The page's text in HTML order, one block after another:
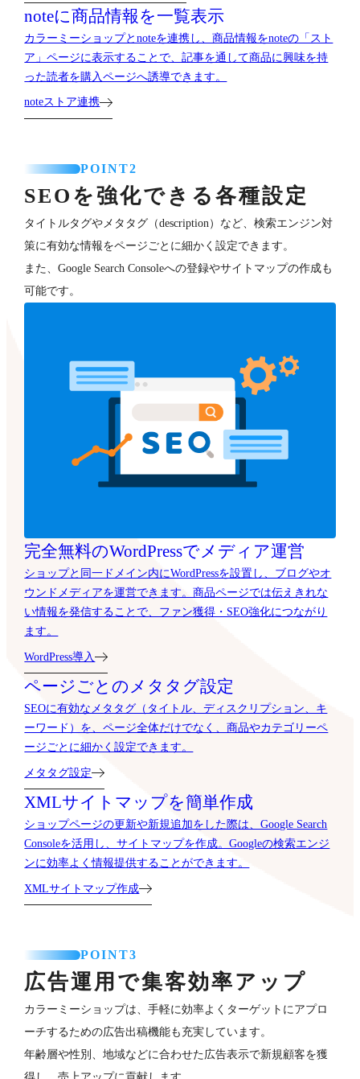
noteに商品情報を一覧表示
カラーミーショップとnoteを連携し、商品情報をnoteの「スト
ア」ページに表示することで、記事を通して商品に興味を持
った読者を購入ページへ誘導できます。
noteストア連携
POINT2
SEOを強化できる各種設定
タイトルタグやメタタグ（description）など、検索エンジン対
策に有効な情報をページごとに細かく設定できます。
また、Google Search Consoleへの登録やサイトマップの作成も
可能です。
完全無料のWordPressでメディア運営
ショップと同一ドメイン内にWordPressを設置し、ブログやオ
ウンドメディアを運営できます。商品ページでは伝えきれな
い情報を発信することで、ファン獲得・SEO強化につながり
ます。
WordPress導入
ページごとのメタタグ設定
SEOに有効なメタタグ（タイトル、ディスクリプション、キ
ーワード）を、ページ全体だけでなく、商品やカテゴリーペ
ージごとに細かく設定できます。
メタタグ設定
XMLサイトマップを簡単作成
ショップページの更新や新規追加をした際は、Google Search
Consoleを活用し、サイトマップを作成。Googleの検索エンジ
ンに効率よく情報提供することができます。
XMLサイトマップ作成
POINT3
広告運用で集客効率アップ
カラーミーショップは、手軽に効率よくターゲットにアプロ
ーチするための広告出稿機能も充実しています。
年齢層や性別、地域などに合わせた広告表示で新規顧客を獲